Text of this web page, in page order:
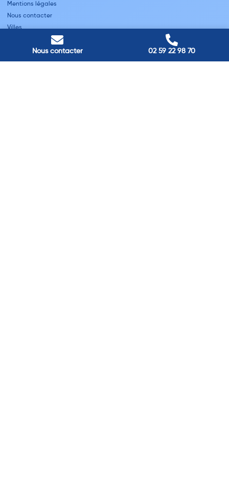
Nous contacter 02 59 22 98 70
Mentions légales
Nous contacter
Villes
Nos adresses
Louviers